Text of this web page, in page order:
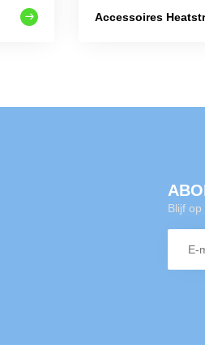
Accessoires
Blijf